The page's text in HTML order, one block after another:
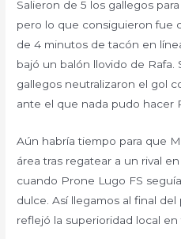
Salieron de 5 los gallegos
pero lo que consiguieron fue
de 4 minutos de tacón en
bajó un balón llovido de Rafa.
gallegos neutralizaron el gol
ante el que nada pudo hacer
Aún habría tiempo para que
área tras regatear a un rival
cuando Prone Lugo FS
dulce. Así llegamos al final
reflejó la superioridad local